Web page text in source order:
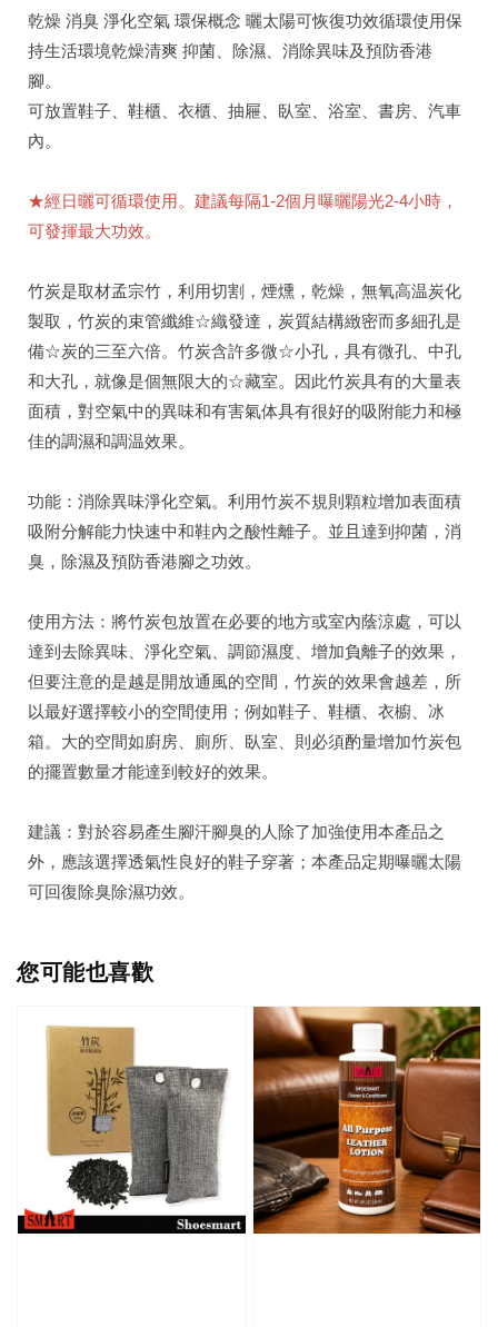
乾燥 消臭 淨化空氣 環保概念 曬太陽可恢復功效循環使用保
持生活環境乾燥清爽 抑菌、除濕、消除異味及預防香港
腳。
可放置鞋子、鞋櫃、衣櫃、抽屜、臥室、浴室、書房、汽車
內。
★經日曬可循環使用。建議每隔1-2個月曝曬陽光2-4小時，
可發揮最大功效。
竹炭是取材孟宗竹，利用切割，煙燻，乾燥，無氧高温炭化
製取，竹炭的束管纖維☆織發達，炭質結構緻密而多細孔是
備☆炭的三至六倍。竹炭含許多微☆小孔，具有微孔、中孔
和大孔，就像是個無限大的☆藏室。因此竹炭具有的大量表
面積，對空氣中的異味和有害氣体具有很好的吸附能力和極
佳的調濕和調温效果。
功能：消除異味淨化空氣。利用竹炭不規則顆粒增加表面積
吸附分解能力快速中和鞋內之酸性離子。並且達到抑菌，消
臭，除濕及預防香港腳之功效。
使用方法：將竹炭包放置在必要的地方或室內蔭涼處，可以
達到去除異味、淨化空氣、調節濕度、增加負離子的效果，
但要注意的是越是開放通風的空間，竹炭的效果會越差，所
以最好選擇較小的空間使用；例如鞋子、鞋櫃、衣櫥、冰
箱。大的空間如廚房、廁所、臥室、則必須酌量增加竹炭包
的擺置數量才能達到較好的效果。
建議：對於容易產生腳汗腳臭的人除了加強使用本產品之
外，應該選擇透氣性良好的鞋子穿著；本產品定期曝曬太陽
可回復除臭除濕功效。
您可能也喜歡